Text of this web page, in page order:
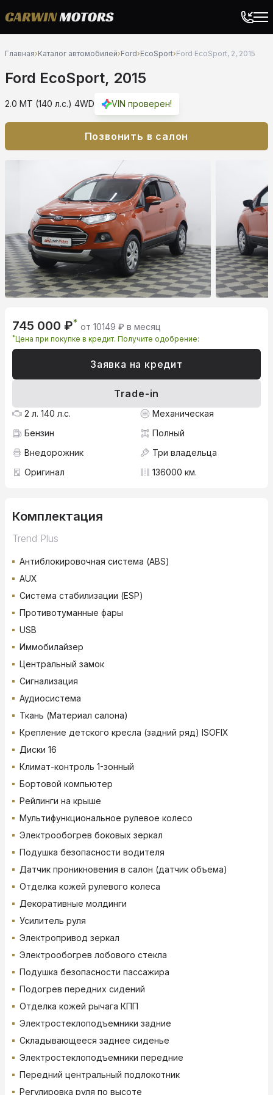
Главная›Каталог автомобилей›Ford›EcoSport›Ford EcoSport, 2, 2015
Ford EcoSport, 2015
2.0 MT (140 л.с.) 4WD VIN проверен!
Позвонить в салон
745 000 ₽* от 10149 ₽ в месяц
*Цена при покупке в кредит. Получите одобрение:
Заявка на кредит
Trade-in
2 л. 140 л.с.
Механическая
Бензин
Полный
Внедорожник
Три владельца
Оригинал
136000 км.
Комплектация
Trend Plus
Антиблокировочная система (ABS)
AUX
Система стабилизации (ESP)
Противотуманные фары
USB
Иммобилайзер
Центральный замок
Сигнализация
Аудиосистема
Ткань (Материал салона)
Крепление детского кресла (задний ряд) ISOFIX
Диски 16
Климат-контроль 1-зонный
Бортовой компьютер
Рейлинги на крыше
Мультифункциональное рулевое колесо
Электрообогрев боковых зеркал
Подушка безопасности водителя
Датчик проникновения в салон (датчик объема)
Отделка кожей рулевого колеса
Декоративные молдинги
Усилитель руля
Электропривод зеркал
Электрообогрев лобового стекла
Подушка безопасности пассажира
Подогрев передних сидений
Отделка кожей рычага КПП
Электростеклоподъемники задние
Складывающееся заднее сиденье
Электростеклоподъемники передние
Передний центральный подлокотник
Регулировка руля по высоте